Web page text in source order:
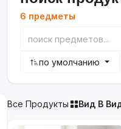
6 предметы
по умолчанию
Все Продукты Вид В